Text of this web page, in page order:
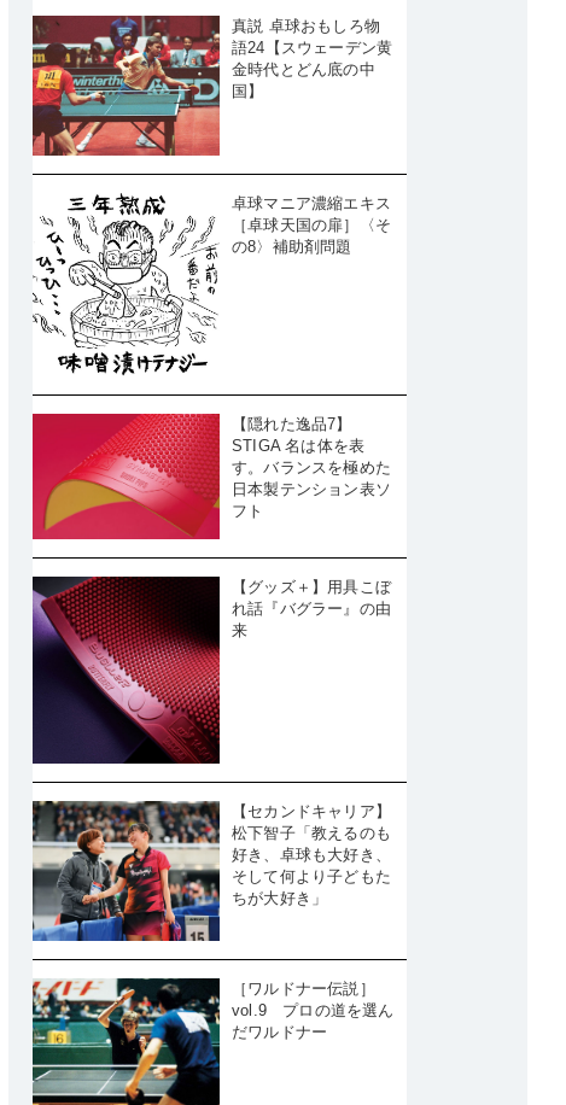
真説 卓球おもしろ物
語24【スウェーデン黄
金時代とどん底の中
国】
卓球マニア濃縮エキス
［卓球天国の扉］〈そ
の8〉補助剤問題
【隠れた逸品7】
STIGA 名は体を表
す。バランスを極めた
日本製テンション表ソ
フト
【グッズ＋】用具こぼ
れ話『バグラー』の由
来
【セカンドキャリア】
松下智子「教えるのも
好き、卓球も大好き、
そして何より子どもた
ちが大好き」
［ワルドナー伝説］
vol.9 プロの道を選ん
だワルドナー